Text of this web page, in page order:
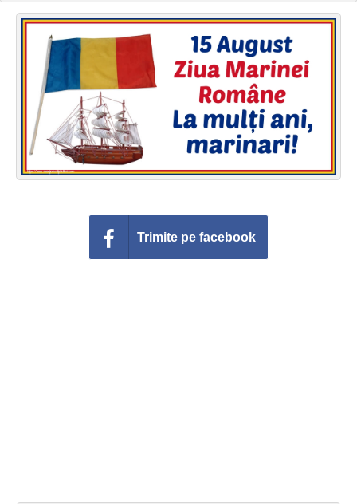
Felicitari zile saptamana
Felicitari muzicale
Felicitari muzicale personalizate
Felicitari animate
Invitatii personalizate
Trimite pe facebook